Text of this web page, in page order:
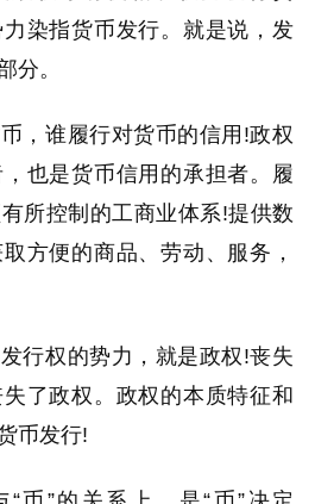
染指货币发行。就是说，发
分。
，谁履行对货币的信用!政权
也是货币信用的承担者。履
所控制的工商业体系!提供数
方便的商品、劳动、服务，
行权的势力，就是政权!丧失
了政权。政权的本质特征和
币发行!